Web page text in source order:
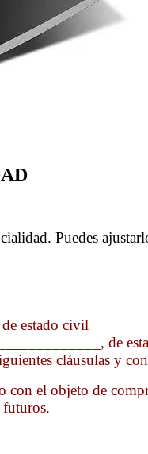
Puedes
estado civil
de
cláusulas y
con el objeto de
futuros.